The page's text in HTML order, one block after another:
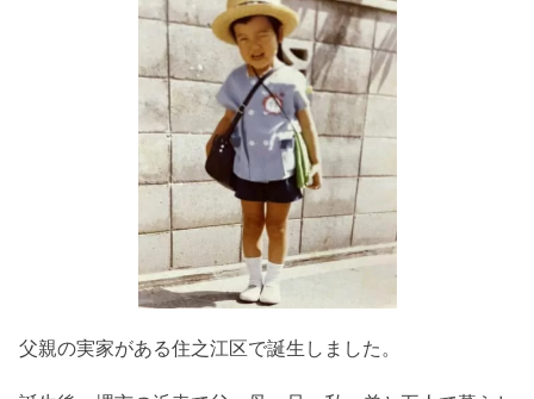
父親の実家がある住之江区で誕生しました。